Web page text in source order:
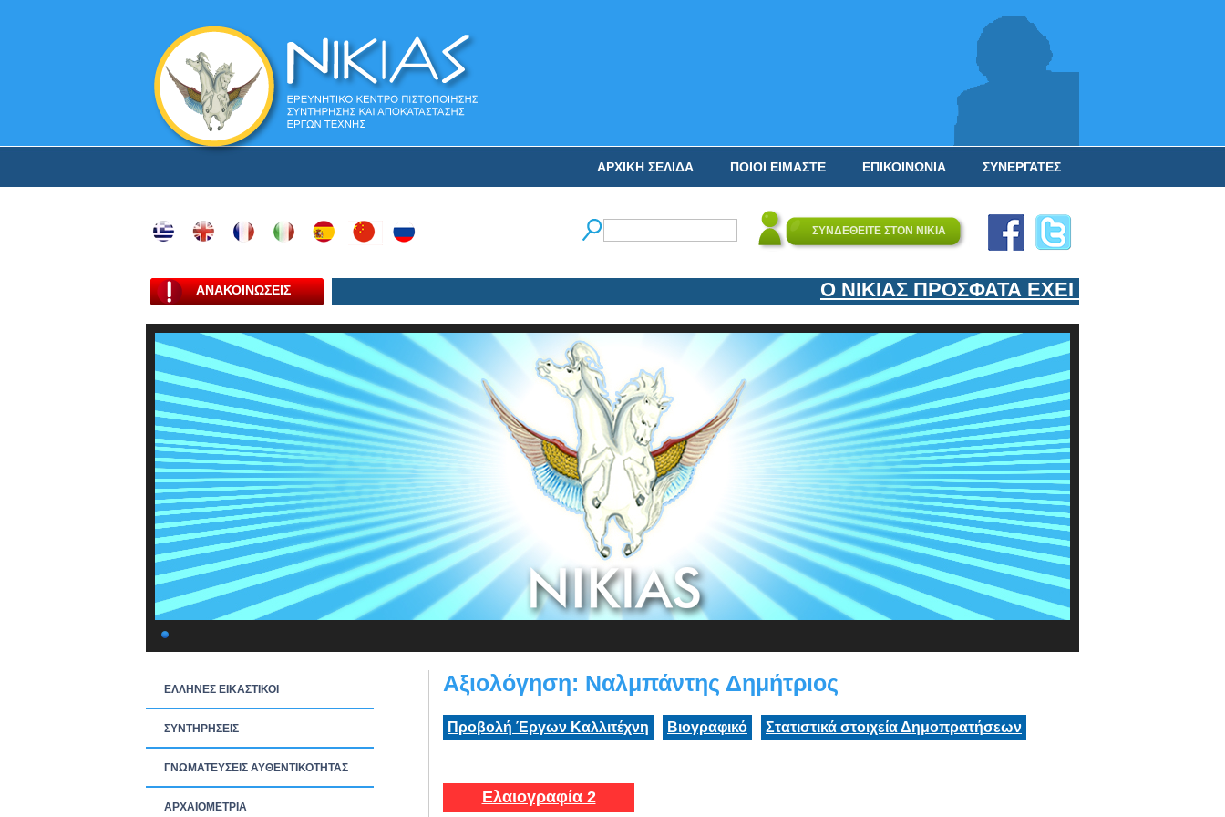
ΣΥΝΕΡΓΑΤΕΣ
ΕΠΙΚΟΙΝΩΝΙΑ
ΠΟΙΟΙ ΕΙΜΑΣΤΕ
ΑΡΧΙΚΗ ΣΕΛΙΔΑ
ΣΥΝΔΕΘΕΙΤΕ ΣΤΟΝ ΝΙΚΙΑ
ΑΝΑΚΟΙΝΩΣΕΙΣ Ο ΝΙΚΙΑΣ ΠΡΟΣΦΑΤΑ ΕΧΕΙ ΕΝΤΑΞΕΙ ΣΤΟΝ
ΕΛΛΗΝΕΣ ΕΙΚΑΣΤΙΚΟΙ
ΣΥΝΤΗΡΗΣΕΙΣ
ΓΝΩΜΑΤΕΥΣΕΙΣ ΑΥΘΕΝΤΙΚΟΤΗΤΑΣ
ΑΡΧΑΙΟΜΕΤΡΙΑ
Αξιολόγηση: Ναλμπάντης Δημήτριος
Προβολή Έργων Καλλιτέχνη Βιογραφικό Στατιστικά στοιχεία Δημοπρατήσεων
Ελαιογραφία 2